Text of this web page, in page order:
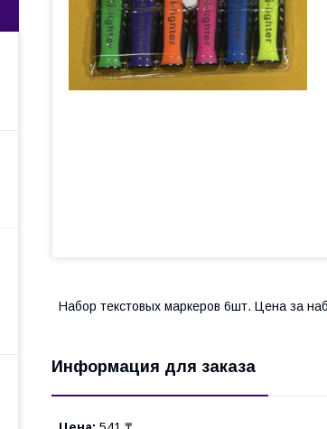
Набор текстовых маркеров 6шт. Цена за
Информация для заказа